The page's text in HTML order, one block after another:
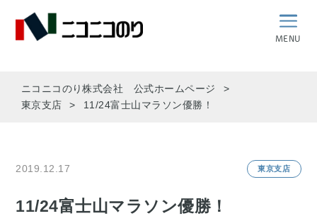
MENU
ニコニコのり株式会社 公式ホームページ
東京支店
11/24富士山マラソン優勝！
2019.12.17 東京支店
11/24富士山マラソン優勝！